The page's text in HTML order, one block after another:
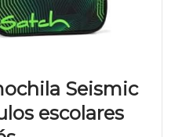
Seismic
escolares